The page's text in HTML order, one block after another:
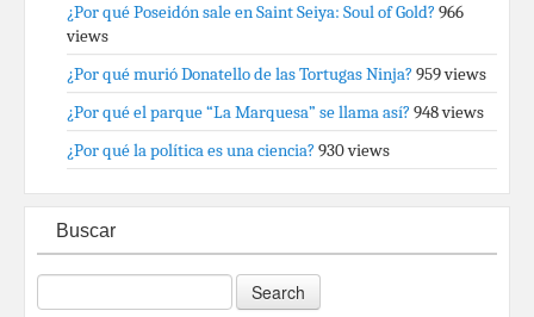
¿Por qué Poseidón sale en Saint Seiya: Soul of Gold? 966
views
¿Por qué murió Donatello de las Tortugas Ninja? 959 views
¿Por qué el parque “La Marquesa” se llama así? 948 views
¿Por qué la política es una ciencia? 930 views
Buscar